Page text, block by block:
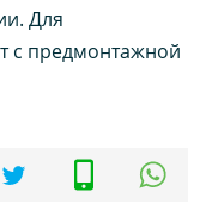
Для
с предмонтажной